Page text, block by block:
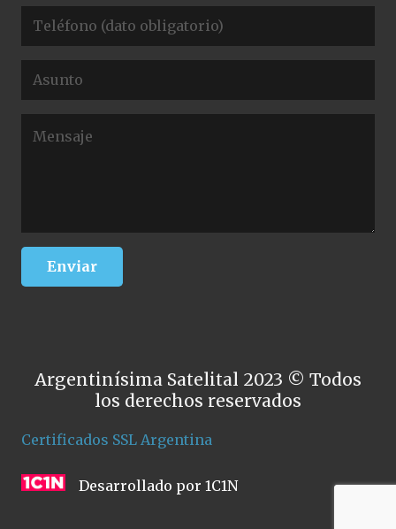
Argentinísima Satelital 2023 © Todos
los derechos reservados
Certificados SSL Argentina
Desarrollado por 1C1N